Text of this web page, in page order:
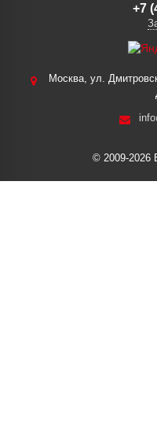
+7
Москва, ул.
© 2009-2026